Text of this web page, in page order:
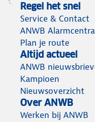
Regel het snel
Service & Contact
ANWB
Plan je route
Altijd actueel
ANWB
Kampioen
Nieuwsoverzicht
Over ANWB
Werken bij ANWB